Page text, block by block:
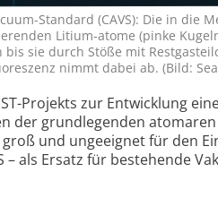
Standard (CAVS): Die in die
Litium-atome (pinke
sie durch Stöße mit
nimmt dabei ab. (Bild:
Projekts zur Entwicklung
der grundlegenden
und ungeeignet für den
– als Ersatz für bestehende